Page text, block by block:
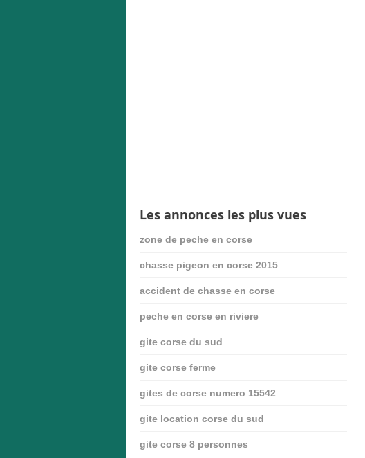
Les annonces les plus vues
zone de peche en corse
chasse pigeon en corse 2015
accident de chasse en corse
peche en corse en riviere
gite corse du sud
gite corse ferme
gites de corse numero 15542
gite location corse du sud
gite corse 8 personnes